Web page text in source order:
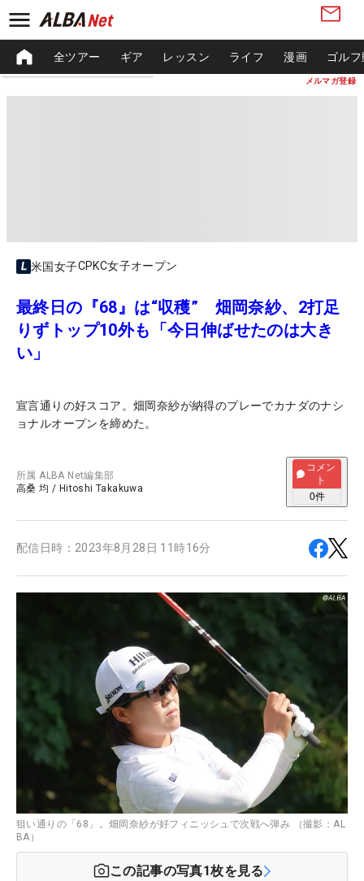
メルマガ登録
全ツアー ギア レッスン ライフ 漫画 ゴル
米国女子CPKC女子オープン
最終日の『68』は“収穫” 畑岡奈紗、2打足
りずトップ10外も「今日伸ばせたのは大き
い」
宣言通りの好スコア。畑岡奈紗が納得のプレーでカナダのナシ
ョナルオープンを締めた。
所属ALBA Net編集部
高桑 均 / Hitoshi Takakuwa
コメン
ト
0件
配信日時： 2023年8月28日 11時16分
狙い通りの「68」。畑岡奈紗が好フィニッシュで次戦へ弾み （撮影：AL
BA）
この記事の写真1枚を見る